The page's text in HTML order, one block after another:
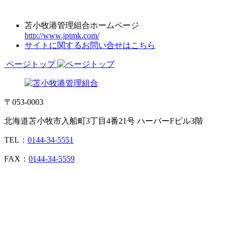
苫小牧港管理組合ホームページ
http://www.jptmk.com/
サイトに関するお問い合せはこちら
ページトップ
〒053-0003
北海道苫小牧市入船町3丁目4番21号 ハーバーFビル3階
TEL： 0144-34-5551
FAX： 0144-34-5559